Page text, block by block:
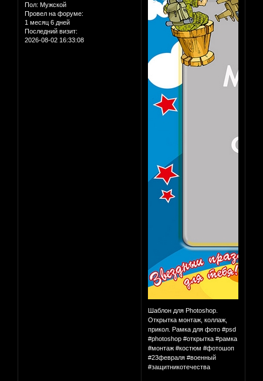
Пол: Мужской
Провел на форуме:
1 месяц 6 дней
Последний визит:
2026-08-02 16:33:08
Шаблон для Photoshop.
Открытка монтаж, коллаж,
прикол. Рамка для фото #psd
#photoshop #открытка #рамка
#монтаж #костюм #фотошоп
#23февраля #военный
#защитникотечества